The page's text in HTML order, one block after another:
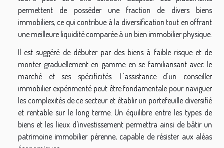
permettent de posséder une fraction de divers biens
immobiliers, ce qui contribue à la diversification tout en offrant
une meilleure liquidité comparée à un bien immobilier physique.
Il est suggéré de débuter par des biens à faible risque et de
monter graduellement en gamme en se familiarisant avec le
marché et ses spécificités. L'assistance d'un conseiller
immobilier expérimenté peut être fondamentale pour naviguer
les complexités de ce secteur et établir un portefeuille diversifié
et rentable sur le long terme. Un équilibre entre les types de
biens et les lieux d'investissement permettra ainsi de bâtir un
patrimoine immobilier pérenne, capable de résister aux aléas